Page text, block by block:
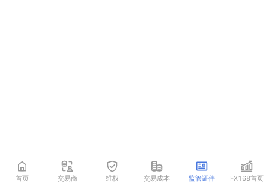
首页 交易商 维权 交易成本 监管证件 FX168首页